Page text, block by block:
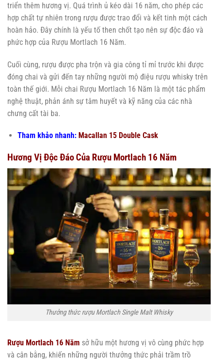
triển thêm hương vị. Quá trình ủ kéo dài 16 năm, cho phép các
hợp chất tự nhiên trong rượu được trao đổi và kết tinh một cách
hoàn hảo. Đây chính là yếu tố then chốt tạo nên sự độc đáo và
phức hợp của Rượu Mortlach 16 Năm.
Cuối cùng, rượu được pha trộn và gia công tỉ mỉ trước khi được
đóng chai và gửi đến tay những người mộ điệu rượu whisky trên
toàn thế giới. Mỗi chai Rượu Mortlach 16 Năm là một tác phẩm
nghệ thuật, phản ánh sự tâm huyết và kỹ năng của các nhà
chưng cất tài ba.
Tham khảo nhanh: Macallan 15 Double Cask
Hương Vị Độc Đáo Của Rượu Mortlach 16 Năm
Thưởng thức rượu Mortlach Single Malt Whisky
Rượu Mortlach 16 Năm sở hữu một hương vị vô cùng phức hợp
và cân bằng, khiến những người thưởng thức phải trầm trồ